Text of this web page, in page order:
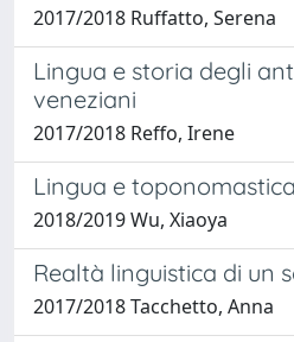
2017/2018 Ruffatto, Serena
Lingua e storia degli
veneziani
2017/2018 Reffo, Irene
Lingua e
2018/2019 Wu, Xiaoya
Realtà linguistica di un
2017/2018 Tacchetto, Anna